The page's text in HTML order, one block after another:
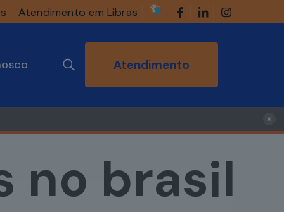
Atendimento em Libras
Atendimento
×
no brasil